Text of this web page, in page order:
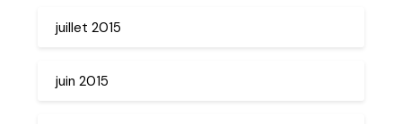
juillet 2015
juin 2015